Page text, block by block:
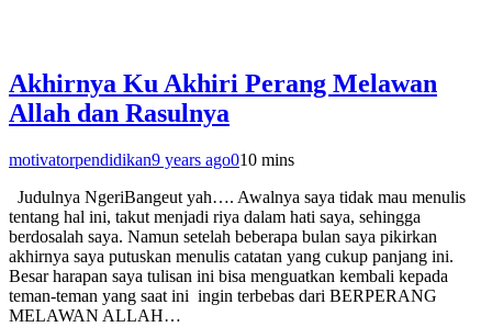
Akhirnya Ku Akhiri Perang Melawan
Allah dan Rasulnya
motivatorpendidikan9 years ago010 mins
Judulnya NgeriBangeut yah…. Awalnya saya tidak mau menulis
tentang hal ini, takut menjadi riya dalam hati saya, sehingga
berdosalah saya. Namun setelah beberapa bulan saya pikirkan
akhirnya saya putuskan menulis catatan yang cukup panjang ini.
Besar harapan saya tulisan ini bisa menguatkan kembali kepada
teman-teman yang saat ini ingin terbebas dari BERPERANG
MELAWAN ALLAH…